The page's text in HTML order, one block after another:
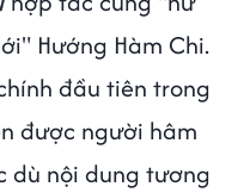
Hướng Hàm Chi.
đầu tiên trong
được người hâm
dù nội dung tương